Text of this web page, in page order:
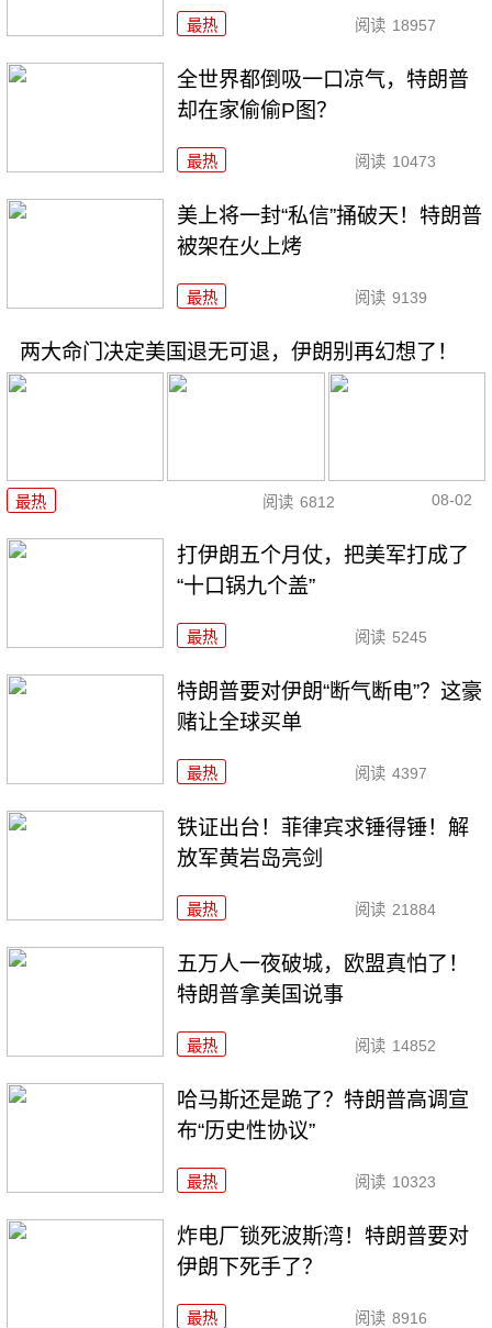
最热 阅读 18957
全世界都倒吸一口凉气，特朗普
却在家偷偷P图？
最热 阅读 10473
美上将一封“私信”捅破天！特朗普
被架在火上烤
最热 阅读 9139
两大命门决定美国退无可退，伊朗别再幻想了！
最热 阅读 6812 08-02
打伊朗五个月仗，把美军打成了
“十口锅九个盖”
最热 阅读 5245
特朗普要对伊朗“断气断电”？这豪
赌让全球买单
最热 阅读 4397
铁证出台！菲律宾求锤得锤！解
放军黄岩岛亮剑
最热 阅读 21884
五万人一夜破城，欧盟真怕了！
特朗普拿美国说事
最热 阅读 14852
哈马斯还是跪了？特朗普高调宣
布“历史性协议”
最热 阅读 10323
炸电厂锁死波斯湾！特朗普要对
伊朗下死手了？
最热 阅读 8916